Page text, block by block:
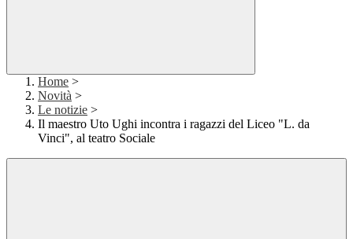
Home >
Novità >
Le notizie >
Il maestro Uto Ughi incontra i ragazzi del Liceo "L. da
Vinci", al teatro Sociale